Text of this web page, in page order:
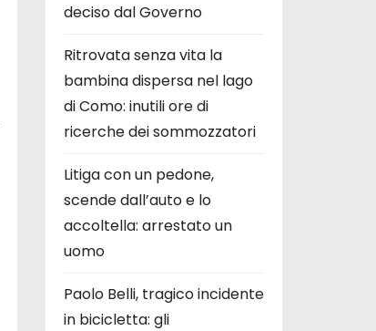
deciso dal Governo
Ritrovata senza vita la
bambina dispersa nel lago
di Como: inutili ore di
ricerche dei sommozzatori
Litiga con un pedone,
scende dall’auto e lo
accoltella: arrestato un
uomo
Paolo Belli, tragico incidente
in bicicletta: gli